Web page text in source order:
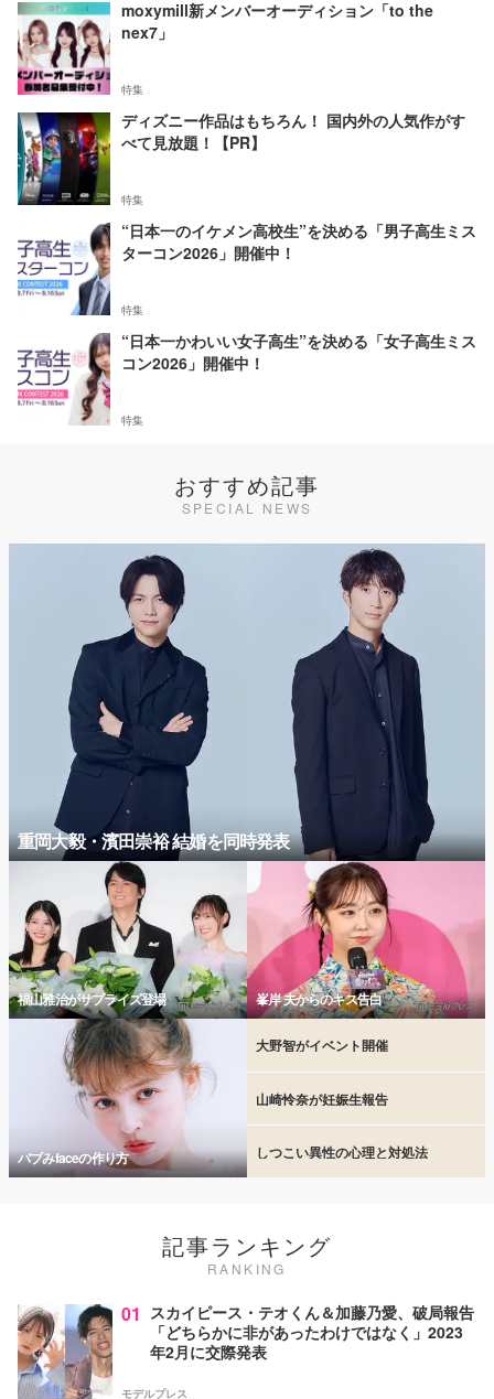
moxymill新メンバーオーディション「to the
nex7」
特集
ディズニー作品はもちろん！ 国内外の人気作がす
べて見放題！【PR】
特集
“日本一のイケメン高校生”を決める「男子高生ミス
ターコン2026」開催中！
特集
“日本一かわいい女子高生”を決める「女子高生ミス
コン2026」開催中！
特集
おすすめ記事
SPECIAL NEWS
重岡大毅・濱田崇裕 結婚を同時発表
福山雅治がサプライズ登場 峯岸 夫からのキス告白
バブみfaceの作り方
大野智がイベント開催
山崎怜奈が妊娠生報告
しつこい異性の心理と対処法
記事ランキング
RANKING
01
スカイピース・テオくん＆加藤乃愛、破局報告
「どちらかに非があったわけではなく」2023
年2月に交際発表
モデルプレス